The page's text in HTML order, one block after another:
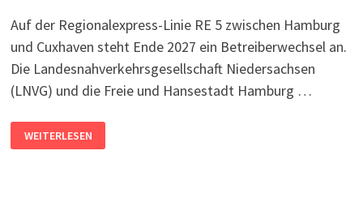
Auf der Regionalexpress-Linie RE 5 zwischen Hamburg
und Cuxhaven steht Ende 2027 ein Betreiberwechsel an.
Die Landesnahverkehrsgesellschaft Niedersachsen
(LNVG) und die Freie und Hansestadt Hamburg …
5:
METRONOM
WEITERLESEN